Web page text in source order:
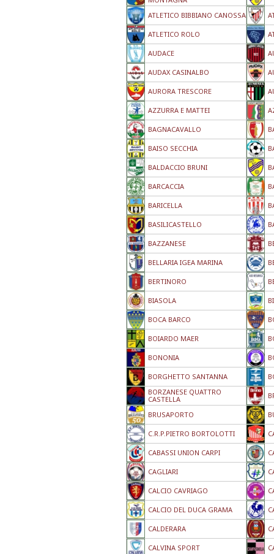
ATLETICO BIBBIANO CANOSSA
ATLETICO ROLO
AUDACE
AUDAX CASINALBO
AURORA TRESCORE
AZZURRA E MATTEI
BAGNACAVALLO
BAISO SECCHIA
BALDACCIO BRUNI
BARCACCIA
BARICELLA
BASILICASTELLO
BAZZANESE
BELLARIA IGEA MARINA
BERTINORO
BIASOLA
BOCA BARCO
BOIARDO MAER
BONONIA
BORGHETTO SANTANNA
BORZANESE QUATTRO
CASTELLA
BRUSAPORTO
C.R.P.PIETRO BORTOLOTTI
CABASSI UNION CARPI
CAGLIARI
CALCIO CAVRIAGO
CALCIO DEL DUCA GRAMA
CALDERARA
CALVINA SPORT